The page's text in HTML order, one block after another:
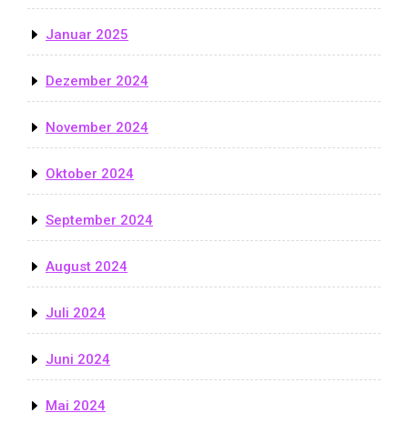
Januar 2025
Dezember 2024
November 2024
Oktober 2024
September 2024
August 2024
Juli 2024
Juni 2024
Mai 2024